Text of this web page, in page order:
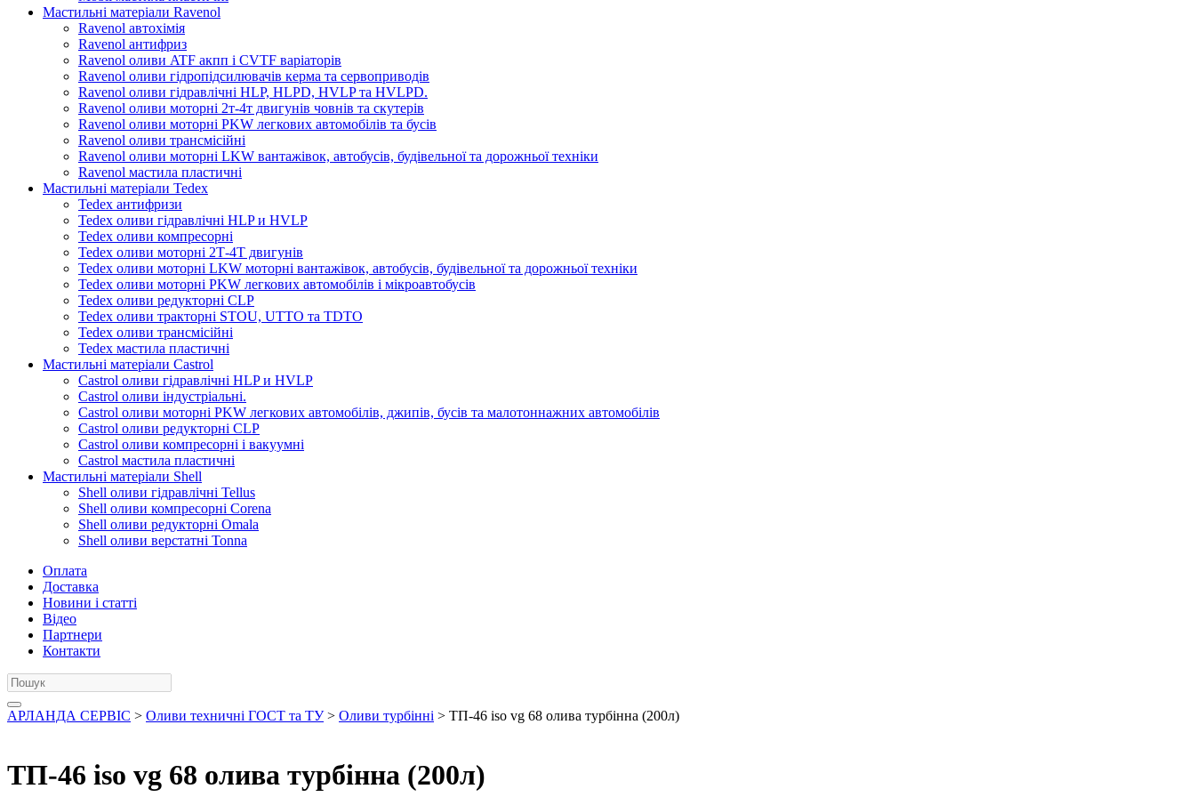
Мастильні матеріали Ravenol
Ravenol автохімія
Ravenol антифриз
Ravenol оливи ATF акпп і CVTF варіаторів
Ravenol оливи гідропідсилювачів керма та сервоприводів
Ravenol оливи гідравлічні HLP, HLPD, HVLP та HVLPD.
Ravenol оливи моторні 2т-4т двигунів човнів та скутерів
Ravenol оливи моторні PKW легкових автомобілів та бусів
Ravenol оливи трансмісійні
Ravenol оливи моторні LKW вантажівок, автобусів, будівельної та дорожньої техніки
Ravenol мастила пластичні
Мастильні матеріали Tedex
Tedex антифризи
Tedex оливи гідравлічні HLP и HVLP
Tedex оливи компресорні
Tedex оливи моторні 2Т-4Т двигунів
Tedex оливи моторні LKW моторні вантажівок, автобусів, будівельної та дорожньої техніки
Tedex оливи моторні PKW легкових автомобілів і мікроавтобусів
Tedex оливи редукторні CLP
Tedex оливи тракторні STOU, UTTO та TDTO
Tedex оливи трансмісійні
Tedex мастила пластичні
Мастильні матеріали Castrol
Castrol оливи гідравлічні HLP и HVLP
Castrol оливи індустріальні.
Castrol оливи моторні PKW легкових автомобілів, джипів, бусів та малотоннажних автомобілів
Castrol оливи редукторні CLP
Castrol оливи компресорні і вакуумні
Castrol мастила пластичні
Мастильні матеріали Shell
Shell оливи гідравлічні Tellus
Shell оливи компресорні Corena
Shell оливи редукторні Omala
Shell оливи верстатні Tonna
Оплата
Доставка
Новини і статті
Відео
Партнери
Контакти
АРЛАНДА СЕРВІС > Оливи техничні ГОСТ та ТУ> Оливи турбінні > ТП-46 iso vg 68 олива турбінна (200л)
ТП-46 iso vg 68 олива турбінна (200л)